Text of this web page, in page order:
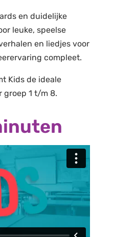
en duidelijke
leuke, speelse
en liedjes voor
compleet.
Kids de ideale
groep 1 t/m 8.